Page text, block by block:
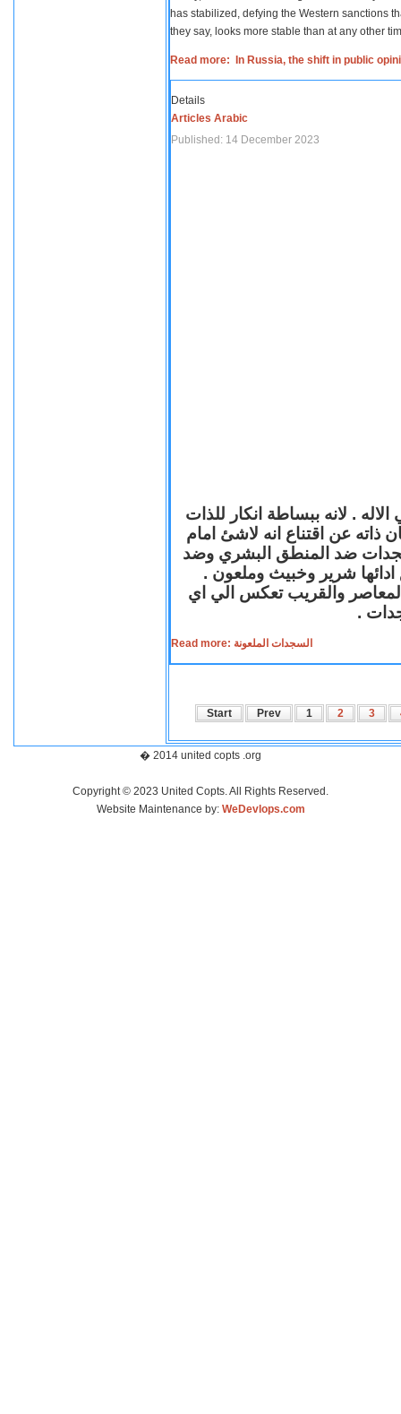
has stabilized, defying the Western sanctions
they say, looks more stable than at any other
Read more: In Russia, the shift in public
Details
Articles Arabic
Published: 14 December 2023
. لانه ببساطة انكار للذات
ذاته عن اقتناع انه لاشئ امام
ضد المنطق البشري وضد
ادائها شرير وخبيث وملعون .
المعاصر والقريب تعكس الي اي
.
Read more: السجدات الملعونة
Start Prev 1 2 3
� 2014 united copts .org
Copyright © 2023 United Copts. All Rights Reserved.
Website Maintenance by: WeDevlops.com